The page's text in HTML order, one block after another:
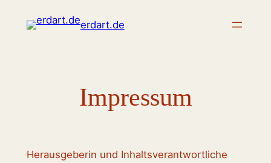
Inhalt
erdart.de
Impressum
Herausgeberin und Inhaltsverantwortliche